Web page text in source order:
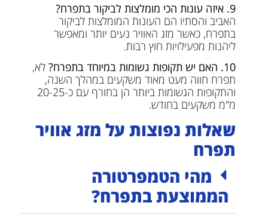
9. איזה עונות הכי מומלצות לביקור בתפרח?
האביב והסתיו הם העונות המומלצות לביקור
בתפרח, כאשר מזג האוויר נעים יותר ומאפשר
ליהנות מפעילויות חוץ רבות.
10. האם יש תקופות גשומות במיוחד בתפרח?
לא,
תפרח חווה מעט מאוד משקעים במהלך השנה,
והתקופות הגשומות ביותר הן בחורף עם כ-20-25
מ"מ משקעים בחודש.
שאלות נפוצות על מזג אוויר
תפרח
מהי הטמפרטורה
הממוצעת בתפרח?